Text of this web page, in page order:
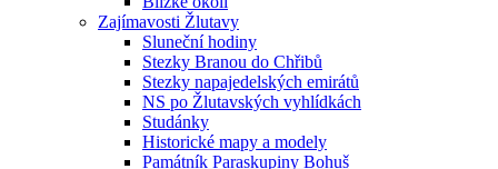
Zajímavosti Žlutavy
Sluneční hodiny
Stezky Branou do Chřibů
Stezky napajedelských emirátů
NS po Žlutavských vyhlídkách
Studánky
Historické mapy a modely
Památník Paraskupiny Bohuš